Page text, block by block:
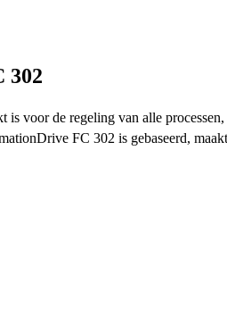
302
voor de regeling van alle
FC 302 is gebaseerd,